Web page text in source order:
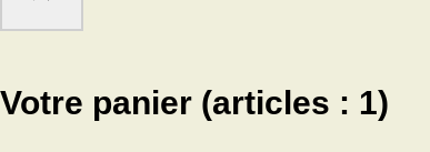
Votre panier (articles : 1)